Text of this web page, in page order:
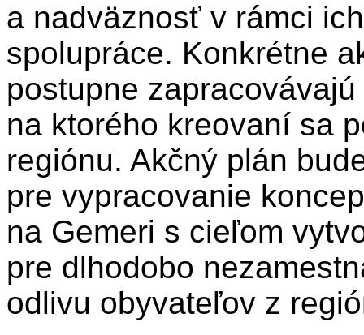
a nadväznosť v rámci
spolupráce. Konkrétne
postupne
na ktorého kreovaní sa
regiónu. Akčný plán
pre vypracovanie
na Gemeri s cieľom
pre dlhodobo
odlivu obyvateľov z